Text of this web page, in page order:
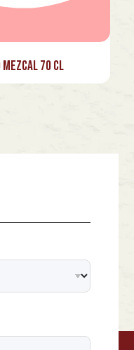
Mezcal 70 cl